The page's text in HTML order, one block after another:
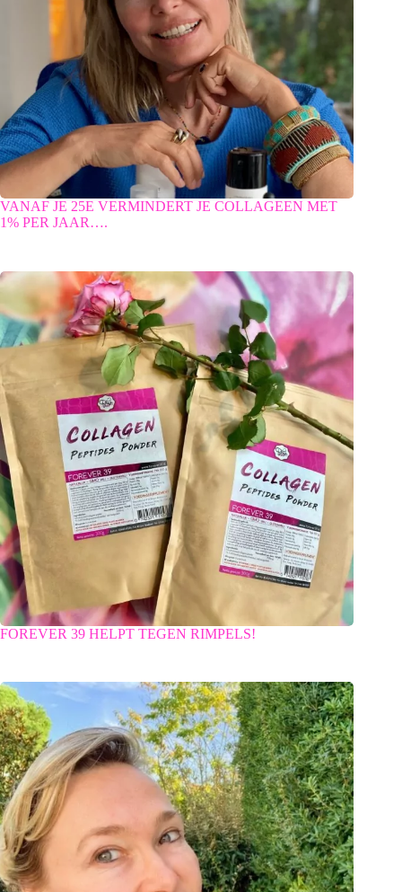
VANAF JE 25E VERMINDERT JE COLLAGEEN MET
1% PER JAAR….
FOREVER 39 HELPT TEGEN RIMPELS!